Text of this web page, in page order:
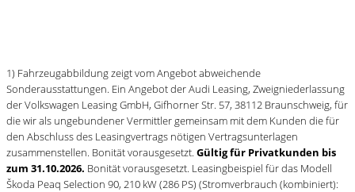
1) Fahrzeugabbildung zeigt vom Angebot abweichende
Sonderausstattungen. Ein Angebot der Audi Leasing, Zweigniederlassung
der Volkswagen Leasing GmbH, Gifhorner Str. 57, 38112 Braunschweig, für
die wir als ungebundener Vermittler gemeinsam mit dem Kunden die für
den Abschluss des Leasingvertrags nötigen Vertragsunterlagen
zusammenstellen. Bonität vorausgesetzt. Gültig für Privatkunden bis
zum 31.10.2026. Bonität vorausgesetzt. Leasingbeispiel für das Modell
Škoda Peaq Selection 90, 210 kW (286 PS) (Stromverbrauch (kombiniert):